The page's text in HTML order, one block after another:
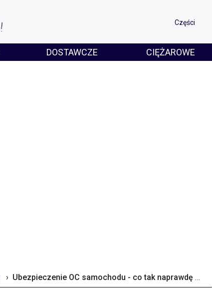
Części
DOSTAWCZE CIĘŻAROWE
› Ubezpieczenie OC samochodu - co tak naprawdę obejmuje?